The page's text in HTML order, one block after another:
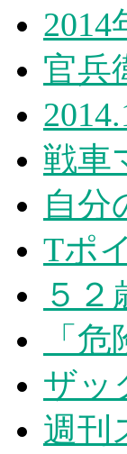
官兵
戦車
自分
Tポ
５
「
ザッ
週刊